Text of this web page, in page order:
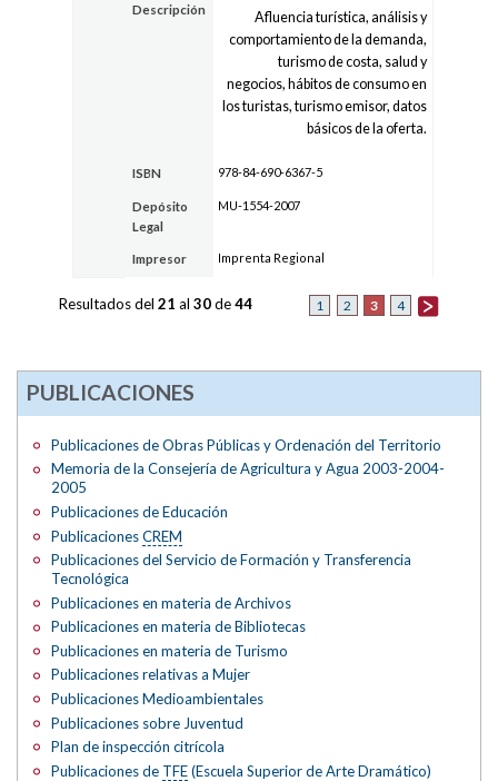
Descripción
Afluencia turística, análisis y
comportamiento de la demanda,
turismo de costa, salud y
negocios, hábitos de consumo en
los turistas, turismo emisor, datos
básicos de la oferta.
ISBN 978-84-690-6367-5
Depósito
Legal
MU-1554-2007
Impresor Imprenta Regional
1 2 3 4
Resultados del21 al30de44
PUBLICACIONES
Publicaciones de Obras Públicas y Ordenación del Territorio
Memoria de la Consejería de Agricultura y Agua 2003-2004-
2005
Publicaciones de Educación
PublicacionesCREM
Publicaciones del Servicio de Formación y Transferencia
Tecnológica
Publicaciones en materia de Archivos
Publicaciones en materia de Bibliotecas
Publicaciones en materia de Turismo
Publicaciones relativas a Mujer
Publicaciones Medioambientales
Publicaciones sobre Juventud
Plan de inspección citrícola
Publicaciones de TFE(Escuela Superior de Arte Dramático)